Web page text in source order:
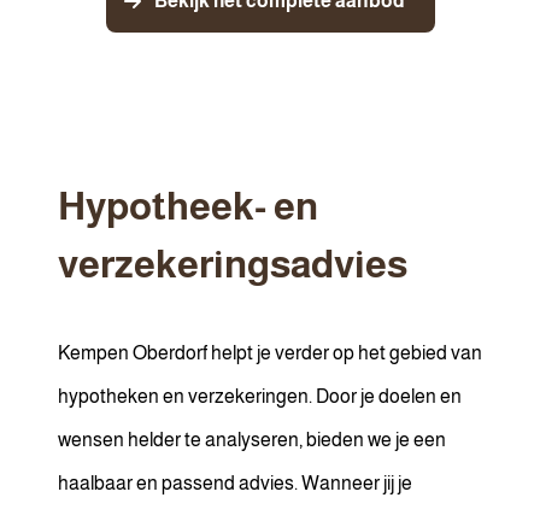
Hypotheek- en
verzekeringsadvies
Kempen Oberdorf helpt je verder op het gebied van
hypotheken en verzekeringen. Door je doelen en
wensen helder te analyseren, bieden we je een
haalbaar en passend advies. Wanneer jij je